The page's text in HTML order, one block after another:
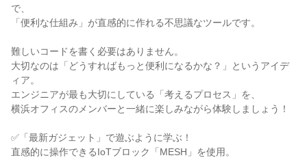
で、
「便利な仕組み」が直感的に作れる不思議なツールです。
難しいコードを書く必要はありません。
大切なのは「どうすればもっと便利になるかな？」というアイデ
ィア。
エンジニアが最も大切にしている「考えるプロセス」を、
横浜オフィスのメンバーと一緒に楽しみながら体験しましょう！
✅「最新ガジェット」で遊ぶように学ぶ！
直感的に操作できるIoTブロック「MESH」を使用。